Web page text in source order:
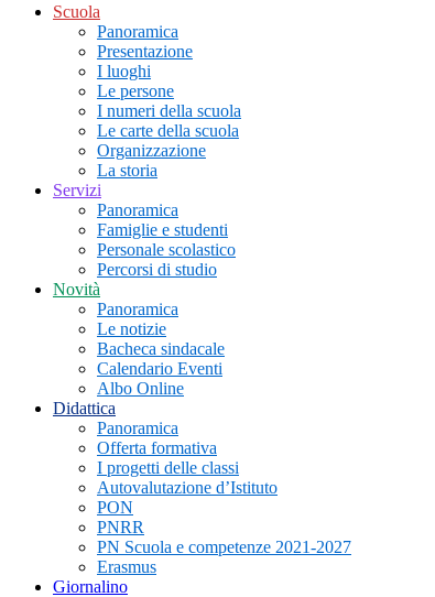
Scuola
Panoramica
Presentazione
I luoghi
Le persone
I numeri della scuola
Le carte della scuola
Organizzazione
La storia
Servizi
Panoramica
Famiglie e studenti
Personale scolastico
Percorsi di studio
Novità
Panoramica
Le notizie
Bacheca sindacale
Calendario Eventi
Albo Online
Didattica
Panoramica
Offerta formativa
I progetti delle classi
Autovalutazione d’Istituto
PON
PNRR
PN Scuola e competenze 2021-2027
Erasmus
Giornalino